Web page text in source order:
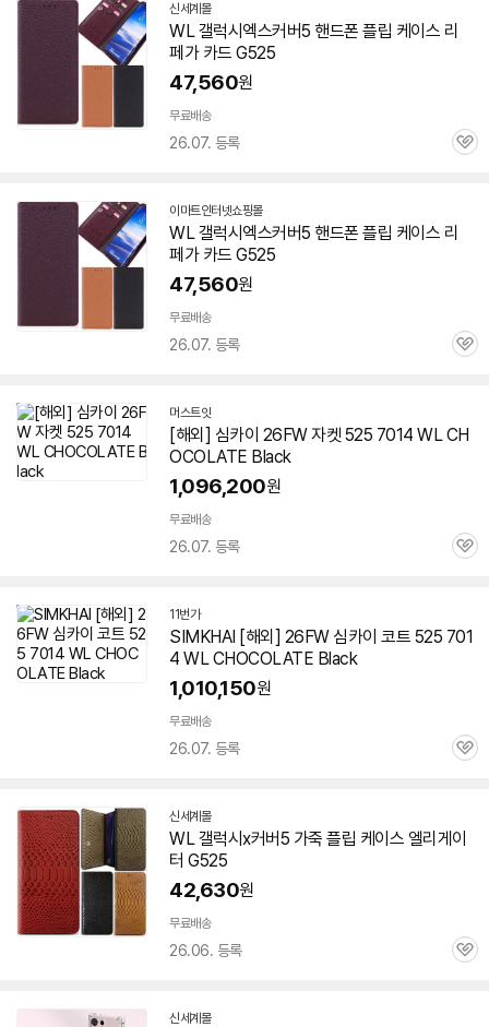
신세계몰
WL 갤럭시엑스커버5 핸드폰 플립 케이스 리
페가 카드 G525
47,560원
무료배송
26.07. 등록
관
이마트인터넷쇼핑몰
WL 갤럭시엑스커버5 핸드폰 플립 케이스 리
페가 카드 G525
47,560원
무료배송
26.07. 등록
관
머스트잇
[해외] 심카이 26FW 자켓 525 7014 WL CH
OCOLATE Black
1,096,200원
무료배송
26.07. 등록
관
11번가
SIMKHAI [해외] 26FW 심카이 코트 525 701
4 WL CHOCOLATE Black
1,010,150원
무료배송
26.07. 등록
관
신세계몰
WL 갤럭시x커버5 가죽 플립 케이스 엘리게이
터 G525
42,630원
무료배송
26.06. 등록
관
신세계몰